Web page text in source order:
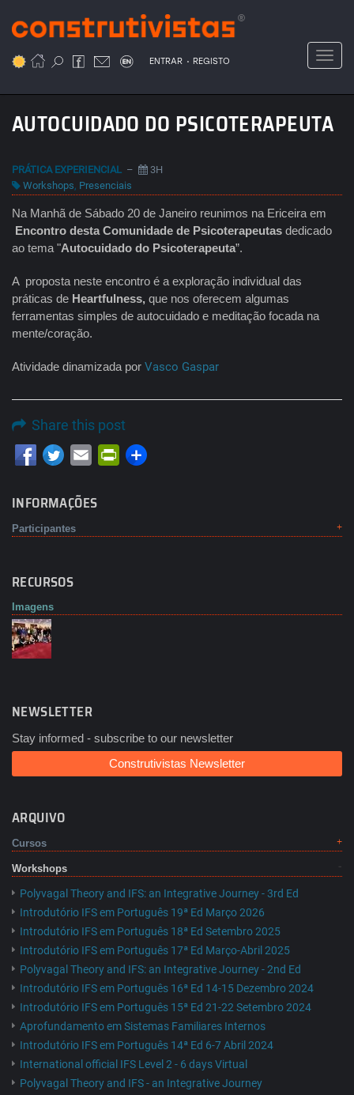
para
conteúdo
ENTRAR . REGISTO
AUTOCUIDADO DO PSICOTERAPEUTA
PRÁTICA EXPERIENCIAL –
3H
Workshops, Presenciais
Na Manhã de Sábado 20 de Janeiro reunimos na Ericeira em
Encontro desta Comunidade de Psicoterapeutas dedicado
ao tema "Autocuidado do Psicoterapeuta”.
A proposta neste encontro é a exploração individual das
práticas de Heartfulness, que nos oferecem algumas
ferramentas simples de autocuidado e meditação focada na
mente/coração.
Atividade dinamizada por Vasco Gaspar
Share this post
Email PrintFriendly
INFORMAÇÕES
Participantes
RECURSOS
Imagens
NEWSLETTER
Stay informed - subscribe to our newsletter
Construtivistas Newsletter
ARQUIVO
Cursos
Workshops
Polyvagal Theory and IFS: an Integrative Journey - 3rd Ed
Introdutório IFS em Português 19ª Ed Março 2026
Introdutório IFS em Português 18ª Ed Setembro 2025
Introdutório IFS em Português 17ª Ed Março-Abril 2025
Polyvagal Theory and IFS: an Integrative Journey - 2nd Ed
Introdutório IFS em Português 16ª Ed 14-15 Dezembro 2024
Introdutório IFS em Português 15ª Ed 21-22 Setembro 2024
Aprofundamento em Sistemas Familiares Internos
Introdutório IFS em Português 14ª Ed 6-7 Abril 2024
International official IFS Level 2 - 6 days Virtual
Polyvagal Theory and IFS - an Integrative Journey